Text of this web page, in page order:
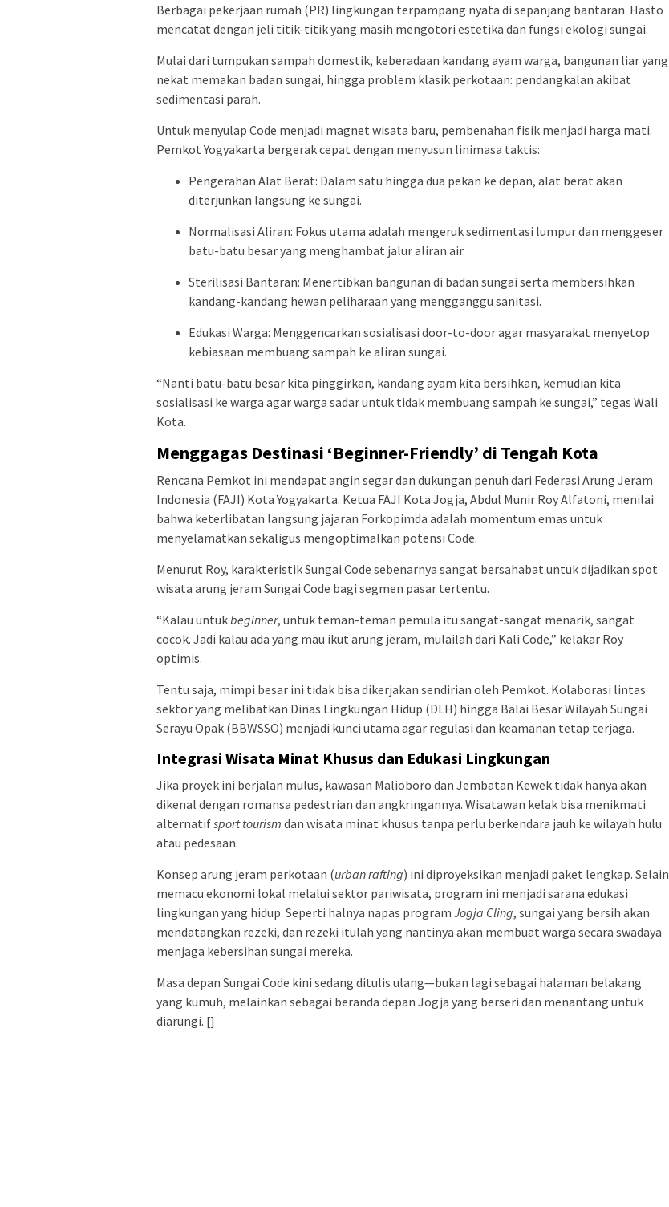
Berbagai pekerjaan rumah (PR) lingkungan terpampang nyata di sepanjang bantaran. Hasto
mencatat dengan jeli titik-titik yang masih mengotori estetika dan fungsi ekologi sungai.
Mulai dari tumpukan sampah domestik, keberadaan kandang ayam warga, bangunan liar yang
nekat memakan badan sungai, hingga problem klasik perkotaan: pendangkalan akibat
sedimentasi parah.
Untuk menyulap Code menjadi magnet wisata baru, pembenahan fisik menjadi harga mati.
Pemkot Yogyakarta bergerak cepat dengan menyusun linimasa taktis:
Pengerahan Alat Berat: Dalam satu hingga dua pekan ke depan, alat berat akan
diterjunkan langsung ke sungai.
Normalisasi Aliran: Fokus utama adalah mengeruk sedimentasi lumpur dan menggeser
batu-batu besar yang menghambat jalur aliran air.
Sterilisasi Bantaran: Menertibkan bangunan di badan sungai serta membersihkan
kandang-kandang hewan peliharaan yang mengganggu sanitasi.
Edukasi Warga: Menggencarkan sosialisasi door-to-door agar masyarakat menyetop
kebiasaan membuang sampah ke aliran sungai.
“Nanti batu-batu besar kita pinggirkan, kandang ayam kita bersihkan, kemudian kita
sosialisasi ke warga agar warga sadar untuk tidak membuang sampah ke sungai,” tegas Wali
Kota.
Menggagas Destinasi ‘Beginner-Friendly’ di Tengah Kota
Rencana Pemkot ini mendapat angin segar dan dukungan penuh dari Federasi Arung Jeram
Indonesia (FAJI) Kota Yogyakarta. Ketua FAJI Kota Jogja, Abdul Munir Roy Alfatoni, menilai
bahwa keterlibatan langsung jajaran Forkopimda adalah momentum emas untuk
menyelamatkan sekaligus mengoptimalkan potensi Code.
Menurut Roy, karakteristik Sungai Code sebenarnya sangat bersahabat untuk dijadikan spot
wisata arung jeram Sungai Code bagi segmen pasar tertentu.
“Kalau untukbeginner, untuk teman-teman pemula itu sangat-sangat menarik, sangat
cocok. Jadi kalau ada yang mau ikut arung jeram, mulailah dari Kali Code,” kelakar Roy
optimis.
Tentu saja, mimpi besar ini tidak bisa dikerjakan sendirian oleh Pemkot. Kolaborasi lintas
sektor yang melibatkan Dinas Lingkungan Hidup (DLH) hingga Balai Besar Wilayah Sungai
Serayu Opak (BBWSSO) menjadi kunci utama agar regulasi dan keamanan tetap terjaga.
Integrasi Wisata Minat Khusus dan Edukasi Lingkungan
Jika proyek ini berjalan mulus, kawasan Malioboro dan Jembatan Kewek tidak hanya akan
dikenal dengan romansa pedestrian dan angkringannya. Wisatawan kelak bisa menikmati
alternatifsport tourism dan wisata minat khusus tanpa perlu berkendara jauh ke wilayah hulu
atau pedesaan.
Konsep arung jeram perkotaan (urban rafting) ini diproyeksikan menjadi paket lengkap. Selain
memacu ekonomi lokal melalui sektor pariwisata, program ini menjadi sarana edukasi
lingkungan yang hidup. Seperti halnya napas program Jogja Cling, sungai yang bersih akan
mendatangkan rezeki, dan rezeki itulah yang nantinya akan membuat warga secara swadaya
menjaga kebersihan sungai mereka.
Masa depan Sungai Code kini sedang ditulis ulang—bukan lagi sebagai halaman belakang
yang kumuh, melainkan sebagai beranda depan Jogja yang berseri dan menantang untuk
diarungi. []